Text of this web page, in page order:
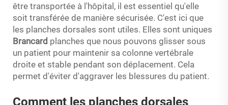
être transportée à l'hôpital, il est essentiel qu'elle
soit transférée de manière sécurisée. C'est ici que
les planches dorsales sont utiles. Elles sont uniques
Brancard planches que nous pouvons glisser sous
un patient pour maintenir sa colonne vertébrale
droite et stable pendant son déplacement. Cela
permet d'éviter d'aggraver les blessures du patient.
Comment les planches dorsales